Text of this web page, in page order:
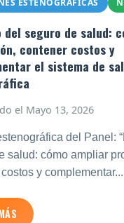
seguro de salud:
contener costos y
el sistema de
el Mayo 13, 2026
del Panel:
salud: cómo ampliar
y complementar...